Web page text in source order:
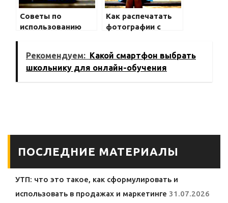
Советы по
использованию
смартфоне
Как распечатать
фотографии с
Рекомендуем: Какой смартфон выбрать
школьнику для онлайн-обучения
ПОСЛЕДНИЕ МАТЕРИАЛЫ
УТП: что это такое, как сформулировать и
использовать в продажах и маркетинге 31.07.2026